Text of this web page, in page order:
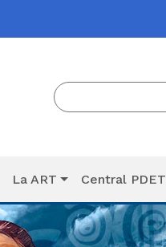
La ART Central PDET